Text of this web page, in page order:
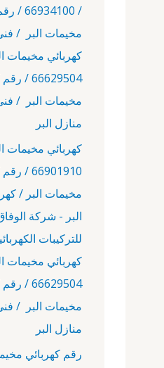
/
مخيمات البر /
كهربائي مخيمات
66629504
مخيمات البر /
منازل البر
كهربائي مخيمات
66901910
مخيمات البر /
البر - شركة
للتركيبات
كهربائي مخيمات
66629504
مخيمات البر /
منازل البر
رقم كهربائي